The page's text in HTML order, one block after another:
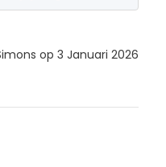
op 3 Januari 2026